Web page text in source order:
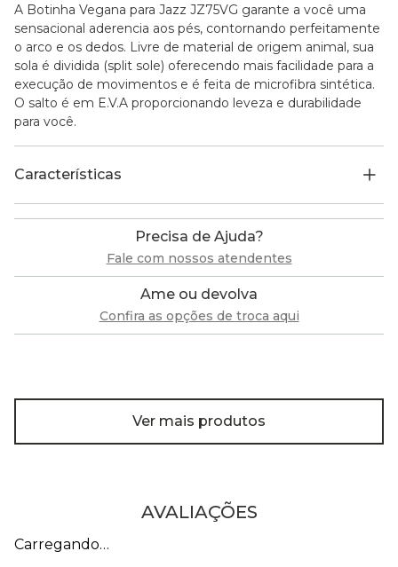
A Botinha Vegana para Jazz JZ75VG garante a você uma
sensacional aderencia aos pés, contornando perfeitamente
o arco e os dedos. Livre de material de origem animal, sua
sola é dividida (split sole) oferecendo mais facilidade para a
execução de movimentos e é feita de microfibra sintética.
O salto é em E.V.A proporcionando leveza e durabilidade
para você.
Características
Precisa de Ajuda?
Fale com nossos atendentes
Ame ou devolva
Confira as opções de troca aqui
Ver mais produtos
AVALIAÇÕES
Carregando…